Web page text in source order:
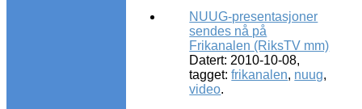
NUUG-presentasjoner
sendes nå på
Frikanalen (RiksTV mm)
Datert: 2010-10-08,
tagget:frikanalen, nuug,
video.